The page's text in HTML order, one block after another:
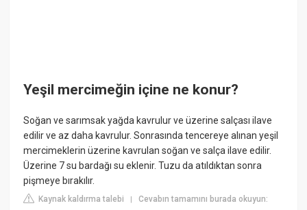
Yeşil mercimeğin içine ne konur?
Soğan ve sarımsak yağda kavrulur ve üzerine salçası ilave
edilir ve az daha kavrulur. Sonrasında tencereye alınan yeşil
mercimeklerin üzerine kavrulan soğan ve salça ilave edilir.
Üzerine 7 su bardağı su eklenir. Tuzu da atıldıktan sonra
pişmeye bırakılır.
Kaynak kaldırma talebi |Cevabın tamamını burada okuyun: